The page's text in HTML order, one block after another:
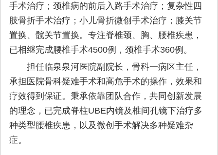
手术治疗；颈椎病的前后入路手术治疗；复杂性四
肢骨折手术治疗；小儿骨折微创手术治疗；膝关节
置换、髋关节置换。专注脊椎颈、胸、腰椎疾患，
已相继完成腰椎手术4500例，颈椎手术360例。
担任临泉泉河医院副院长，骨科一病区主任，
承担医院骨科疑难手术和高危手术的操作，效果和
疗效得到保证。秉承依靠团队合作，共同创新发展
的理念，已完成脊柱UBE内镜及椎间孔镜下治疗多
种类型腰椎疾患，以及微创手术解决多种疑难杂
症。